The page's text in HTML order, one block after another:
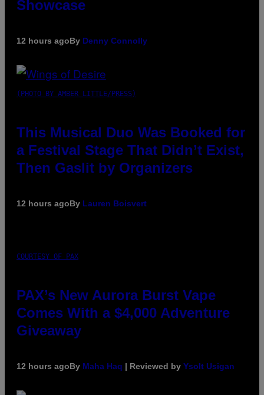
Showcase
12 hours agoBy Denny Connolly
(PHOTO BY AMBER LITTLE/PRESS)
This Musical Duo Was Booked for
a Festival Stage That Didn’t Exist,
Then Gaslit by Organizers
12 hours agoBy Lauren Boisvert
COURTESY OF PAX
PAX’s New Aurora Burst Vape
Comes With a $4,000 Adventure
Giveaway
12 hours agoBy Maha Haq | Reviewed by Ysolt Usigan